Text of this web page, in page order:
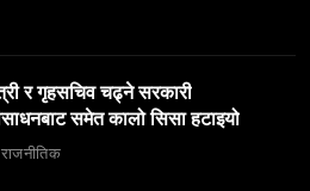
र गृहसचिव चढ्ने सरकारी
समेत कालो सिसा हटाइयो
राजनीतिक